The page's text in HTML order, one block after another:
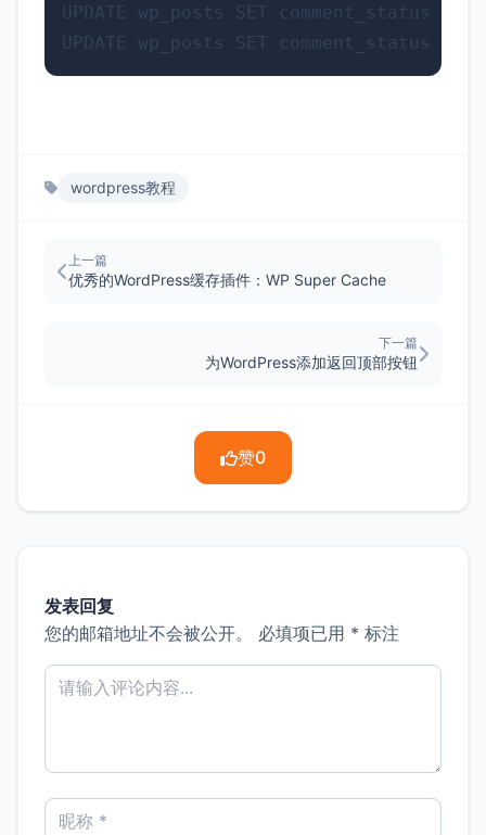
UPDATE wp_posts SET comment_status =
wordpress教程
上一篇
优秀的WordPress缓存插件：WP Super Cache
下一篇
为WordPress添加返回顶部按钮
赞0
发表回复
您的邮箱地址不会被公开。
必填项已用 * 标注